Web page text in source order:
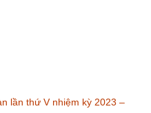
lần thứ V nhiệm kỳ 2023 –